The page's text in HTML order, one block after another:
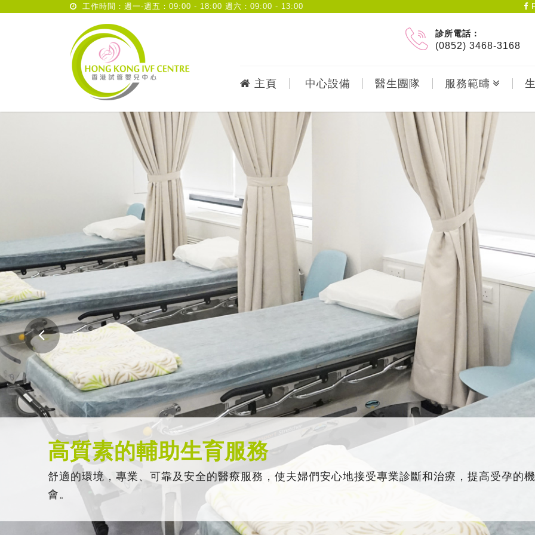
工作時間：週一-週五：09:00 - 18:00 週六：09:00 - 13:00
診所電話：
(0852) 3468-3168
主頁 中心設備 醫生團隊 服務範疇
高質素的輔助生育服務
舒適的環境，專業、可靠及安全的醫療服務，使夫婦們安心地接受專業診斷和治療，提高受孕的機
會。